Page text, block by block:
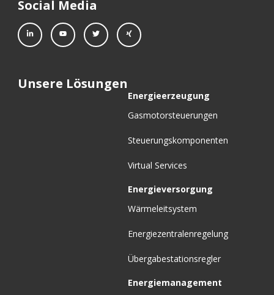
Social Media
Unsere Lösungen
Energieerzeugung
Gasmotorsteuerungen
Steuerungskomponenten
Virtual Services
Energieversorgung
Wärmeleitsystem
Energiezentralenregelung
Übergabestationsregler
Energiemanagement